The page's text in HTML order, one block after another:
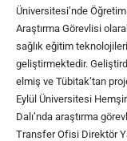
Üniversitesi’nde
Araştırma Görevlisi
sağlık eğitim
geliştirmektedir.
elmiş ve Tübitak’tan
Eylül Üniversitesi
Dalı’nda araştırma
Transfer Ofisi Direktör